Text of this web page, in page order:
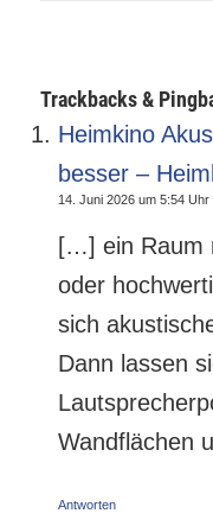
Trackbacks &
Heimkino
besser –
14. Juni 2026 um 5:54 Uhr
[…] ein Raum
oder
sich
Dann lassen
Wandflächen
Antworten